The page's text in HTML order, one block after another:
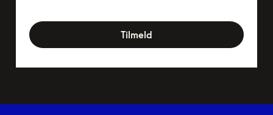
Tilmeld